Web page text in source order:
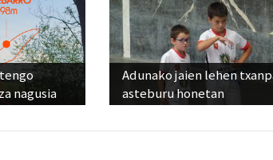
nagusia
Adunako jaien lehen
asteburu honetan